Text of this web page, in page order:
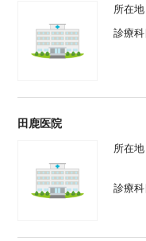
所在地
診療科
田鹿医院
所在地
診療科